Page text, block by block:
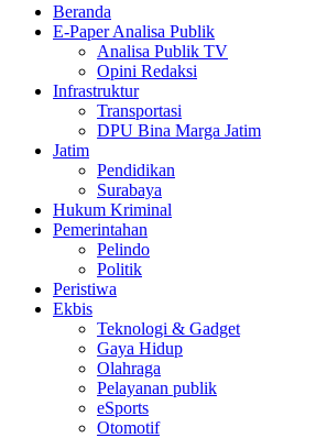
Beranda
E-Paper Analisa Publik
Analisa Publik TV
Opini Redaksi
Infrastruktur
Transportasi
DPU Bina Marga Jatim
Jatim
Pendidikan
Surabaya
Hukum Kriminal
Pemerintahan
Pelindo
Politik
Peristiwa
Ekbis
Teknologi & Gadget
Gaya Hidup
Olahraga
Pelayanan publik
eSports
Otomotif